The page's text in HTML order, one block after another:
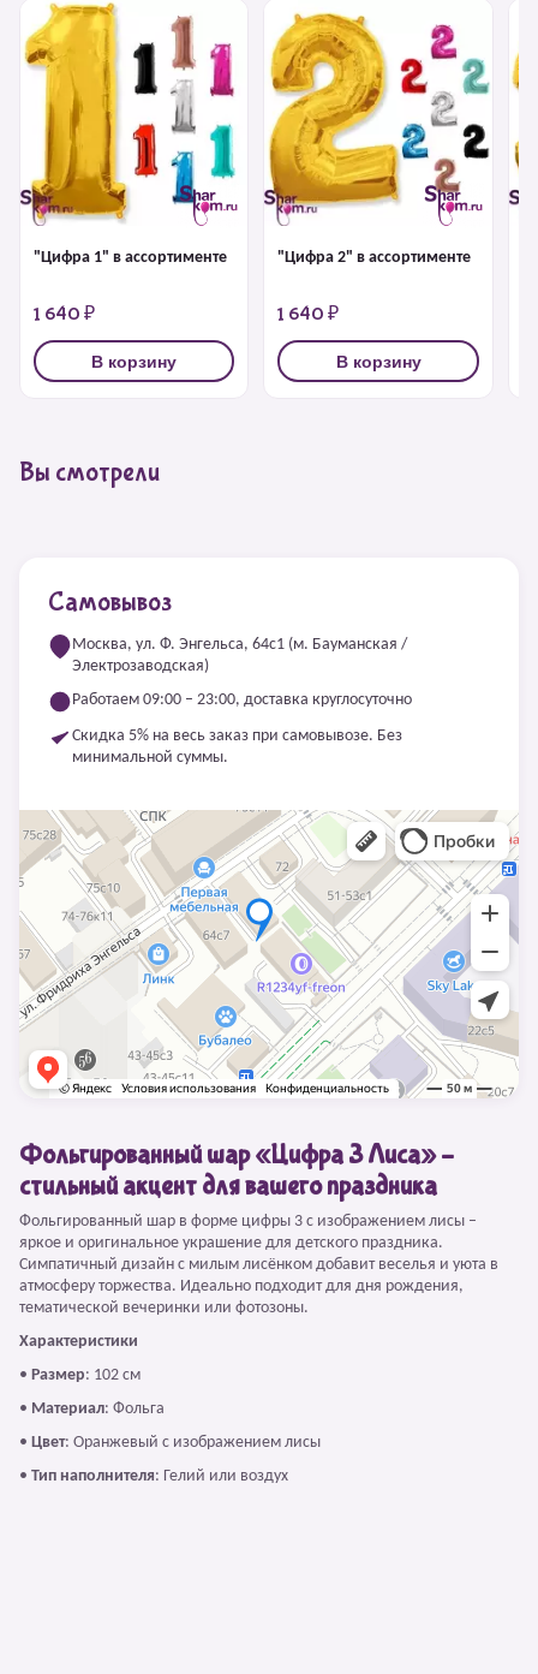
"Цифра 1" в ассортименте
1 640 ₽
В корзину
"Цифра 2" в ассортименте
1 640 ₽
В корзину
Вы смотрели
Самовывоз
Москва, ул. Ф. Энгельса, 64с1 (м. Бауманская /
Электрозаводская)
Работаем 09:00 – 23:00, доставка круглосуточно
Скидка 5% на весь заказ при самовывозе. Без
минимальной суммы.
Фольгированный шар «Цифра 3 Лиса» –
стильный акцент для вашего праздника
Фольгированный шар в форме цифры 3 с изображением лисы –
яркое и оригинальное украшение для детского праздника.
Симпатичный дизайн с милым лисёнком добавит веселья и уюта в
атмосферу торжества. Идеально подходит для дня рождения,
тематической вечеринки или фотозоны.
Характеристики
• Размер: 102 см
• Материал: Фольга
• Цвет: Оранжевый с изображением лисы
• Тип наполнителя: Гелий или воздух